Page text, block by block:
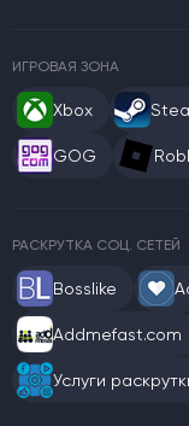
ИГРОВАЯ ЗОНА
Xbox
GOG
РАСКРУТКА СОЦ. СЕТЕЙ
Bosslike
Addmefast.com
Услуги